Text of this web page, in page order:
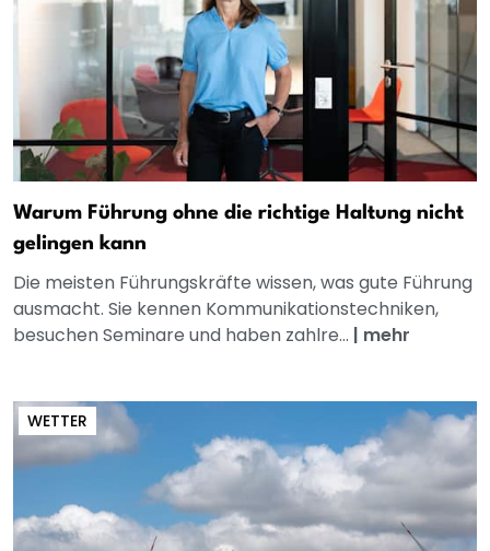
Warum Führung ohne die richtige Haltung nicht
gelingen kann
Die meisten Führungskräfte wissen, was gute Führung
ausmacht. Sie kennen Kommunikationstechniken,
besuchen Seminare und haben zahlre... | mehr
WETTER